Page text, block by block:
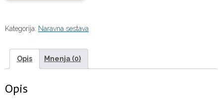
Kategorija: Naravna sestava
Opis Mnenja (0)
Opis